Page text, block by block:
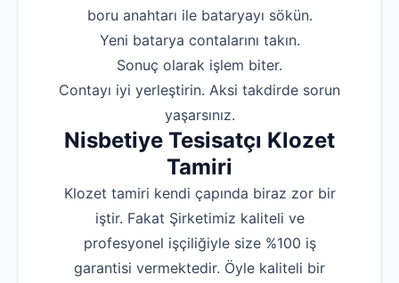
boru anahtarı ile bataryayı sökün.
‌Yeni batarya contalarını takın.
‌Sonuç olarak işlem biter.
‌Contayı iyi yerleştirin. Aksi takdirde sorun
yaşarsınız.
Nisbetiye Tesisatçı Klozet
Tamiri
Klozet tamiri kendi çapında biraz zor bir
iştir. Fakat Şirketimiz kaliteli ve
profesyonel işçiliğiyle size %100 iş
garantisi vermektedir. Öyle kaliteli bir